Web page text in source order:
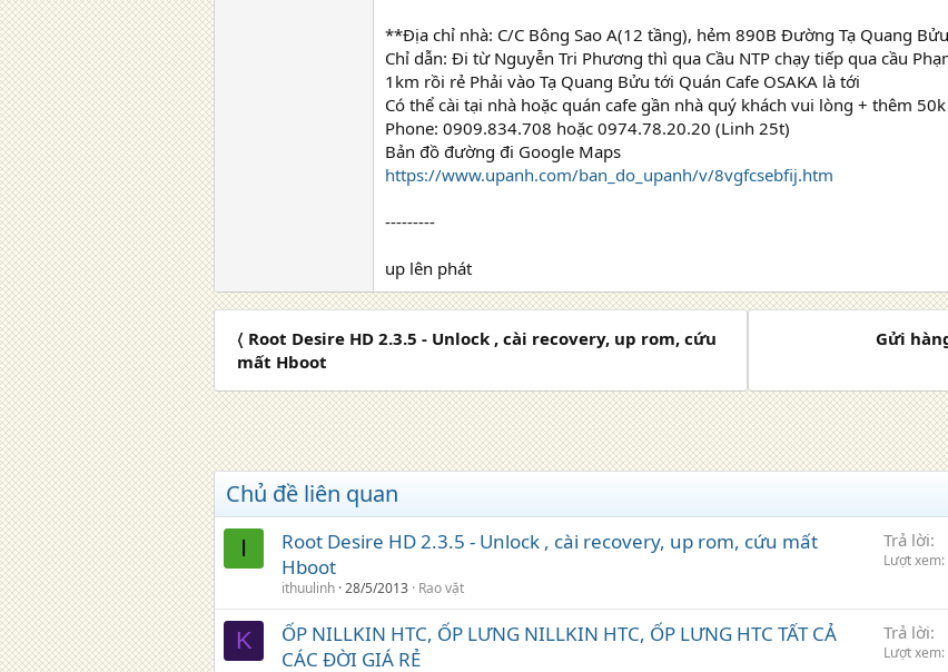
**Địa chỉ nhà: C/C Bông Sao A(12 tầng), hẻm 890B Đường Tạ Quang
Chỉ dẫn: Đi từ Nguyễn Tri Phương thì qua Cầu NTP chạy tiếp qua cầu
1km rồi rẻ Phải vào Tạ Quang Bửu tới Quán Cafe OSAKA là tới
Có thể cài tại nhà hoặc quán cafe gần nhà quý khách vui lòng + thêm
Phone: 0909.834.708 hoặc 0974.78.20.20 (Linh 25t)
Bản đồ đường đi Google Maps
https://www.upanh.com/ban_do_upanh/v/8vgfcsebfij.htm
---------
up lên phát
〈 Root Desire HD 2.3.5 - Unlock , cài recovery, up rom, cứu
mất Hboot
Gửi
Chủ đề liên quan
I
Root Desire HD 2.3.5 - Unlock , cài recovery, up rom, cứu mất
Hboot
ithuulinh 28/5/2013 Rao vặt
Trả lời
Lượt xem
K
ỐP NILLKIN HTC, ỐP LƯNG NILLKIN HTC, ỐP LƯNG HTC TẤT CẢ
CÁC ĐỜI GIÁ RẺ
Trả lời
Lượt xem